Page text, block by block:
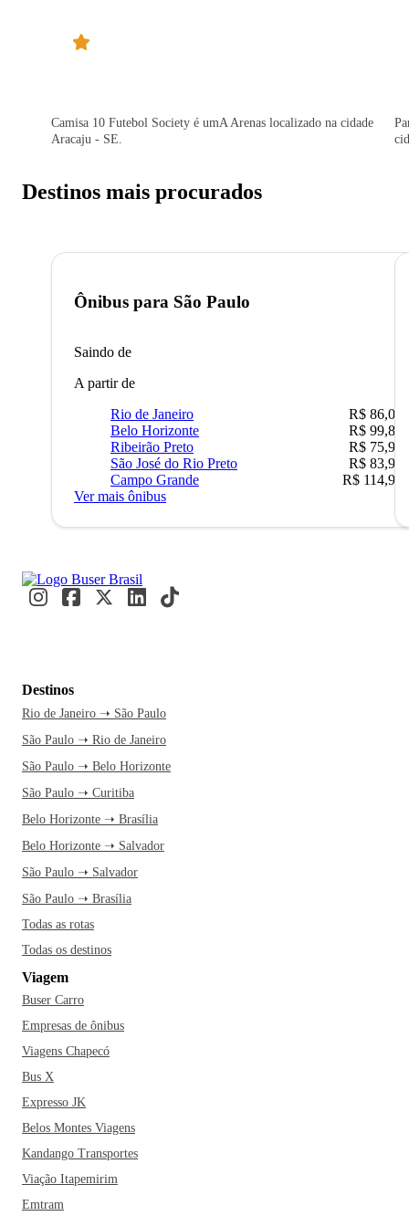
Camisa 10 Futebol Society é umA Arenas localizado na cidade
Aracaju - SE.
Destinos mais procurados
Ônibus para São Paulo
Saindo de
A partir de
Rio de Janeiro
R$ 86,00
Belo Horizonte
R$ 99,89
Ribeirão Preto
R$ 75,90
São José do Rio Preto
R$ 83,90
Campo Grande
R$ 114,90
Ver mais ônibus
Destinos
Rio de Janeiro ➝ São Paulo
São Paulo ➝ Rio de Janeiro
São Paulo ➝ Belo Horizonte
São Paulo ➝ Curitiba
Belo Horizonte ➝ Brasília
Belo Horizonte ➝ Salvador
São Paulo ➝ Salvador
São Paulo ➝ Brasília
Todas as rotas
Todas os destinos
Viagem
Buser Carro
Empresas de ônibus
Viagens Chapecó
Bus X
Expresso JK
Belos Montes Viagens
Kandango Transportes
Viação Itapemirim
Emtram